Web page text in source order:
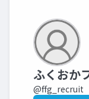
ふくおか
@ffg_recruit